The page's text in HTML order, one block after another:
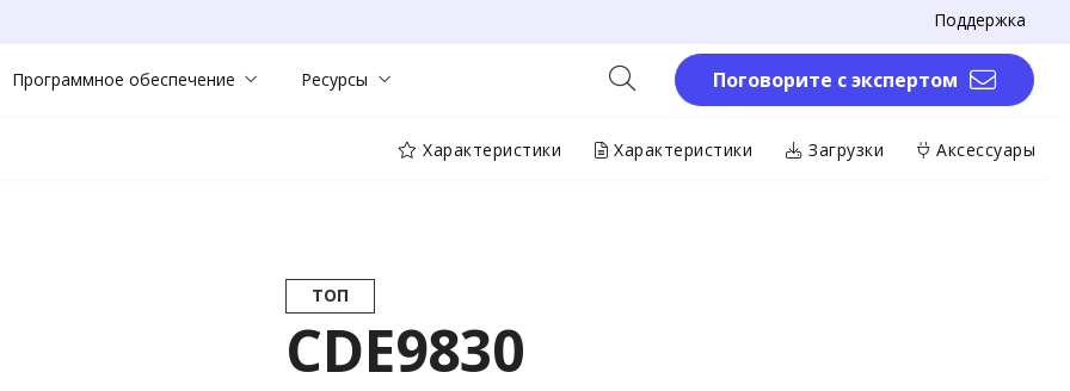
Поддержка
Программное обеспечение Ресурсы Поговорите с экспертом
Характеристики Характеристики Загрузки Аксессуары
ТОП
CDE9830